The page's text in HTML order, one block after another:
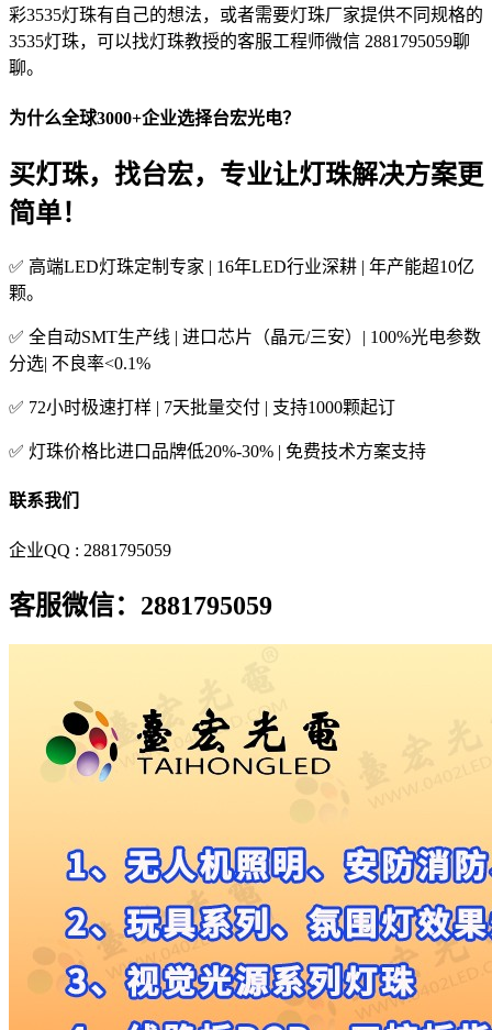
彩3535灯珠有自己的想法，或者需要灯珠厂家提供不同规格的
3535灯珠，可以找灯珠教授的客服工程师微信 2881795059聊
聊。
为什么全球3000+企业选择台宏光电？
买灯珠，找台宏，专业让灯珠解决方案更
简单！
✅ 高端LED灯珠定制专家 | 16年LED行业深耕 | 年产能超10亿
颗。
✅ 全自动SMT生产线 | 进口芯片（晶元/三安）| 100%光电参数
分选| 不良率<0.1%
✅ 72小时极速打样 | 7天批量交付 | 支持1000颗起订
✅ 灯珠价格比进口品牌低20%-30% | 免费技术方案支持
联系我们
企业QQ : 2881795059
客服微信：2881795059